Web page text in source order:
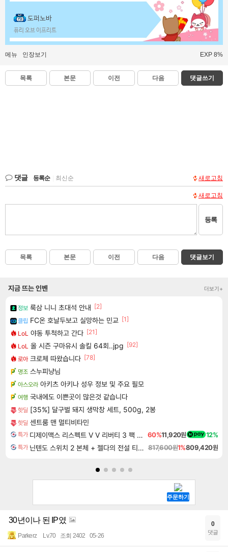
도퍼노바
퓨리 오브 이프리트
메뉴 인장보기 EXP 8%
목록 본문 이전 다음 댓글쓰기
댓글 등록순 최신순 새로고침
새로고침
등록
목록 본문 이전 다음 댓글보기
지금 뜨는 인벤 더보기+
정보 룩삼 니니 초대석 안내 [2]
클립 FC온 호날두보고 실망하는 민교 [1]
LoL 야동 투척하고 간다 [21]
LoL 올 시즌 구마유시 솔킬 64회..jpg [92]
로아 크로체 따왔습니다 [78]
명조 스누피냥님
아스오라 아키츠 아키나 성우 정보 및 주요 필모
여행 국내에도 이쁜곳이 많은것 같습니다
핫딜 [35%] 달구벌 돼지 생막창 세트, 500g, 2봉
핫딜 센트룸 맨 멀티비타민
특가 디제이맥스 리스펙트 V V 리버티 3 팩 DJMAX RESPECT V V Liberty 3 Pack DLC 60%11,920원 12%
특가 닌텐도 스위치 2 본체 + 젤다의 전설 티어스 오브 더 킹덤 닌텐도 스위치 2 에디션 + 젤다의 전설 브레스 오브 더 와일드 닌텐도 스위치 2 에디션 번들 817,600원1%809,420원
30년이나 된 IP였
Parkerz Lv.70 조회 2402 05-26
0
댓글